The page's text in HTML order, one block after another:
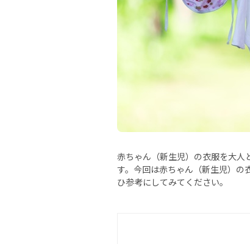
赤ちゃん（新生児）の衣服を大人
す。今回は赤ちゃん（新生児）の
ひ参考にしてみてください。